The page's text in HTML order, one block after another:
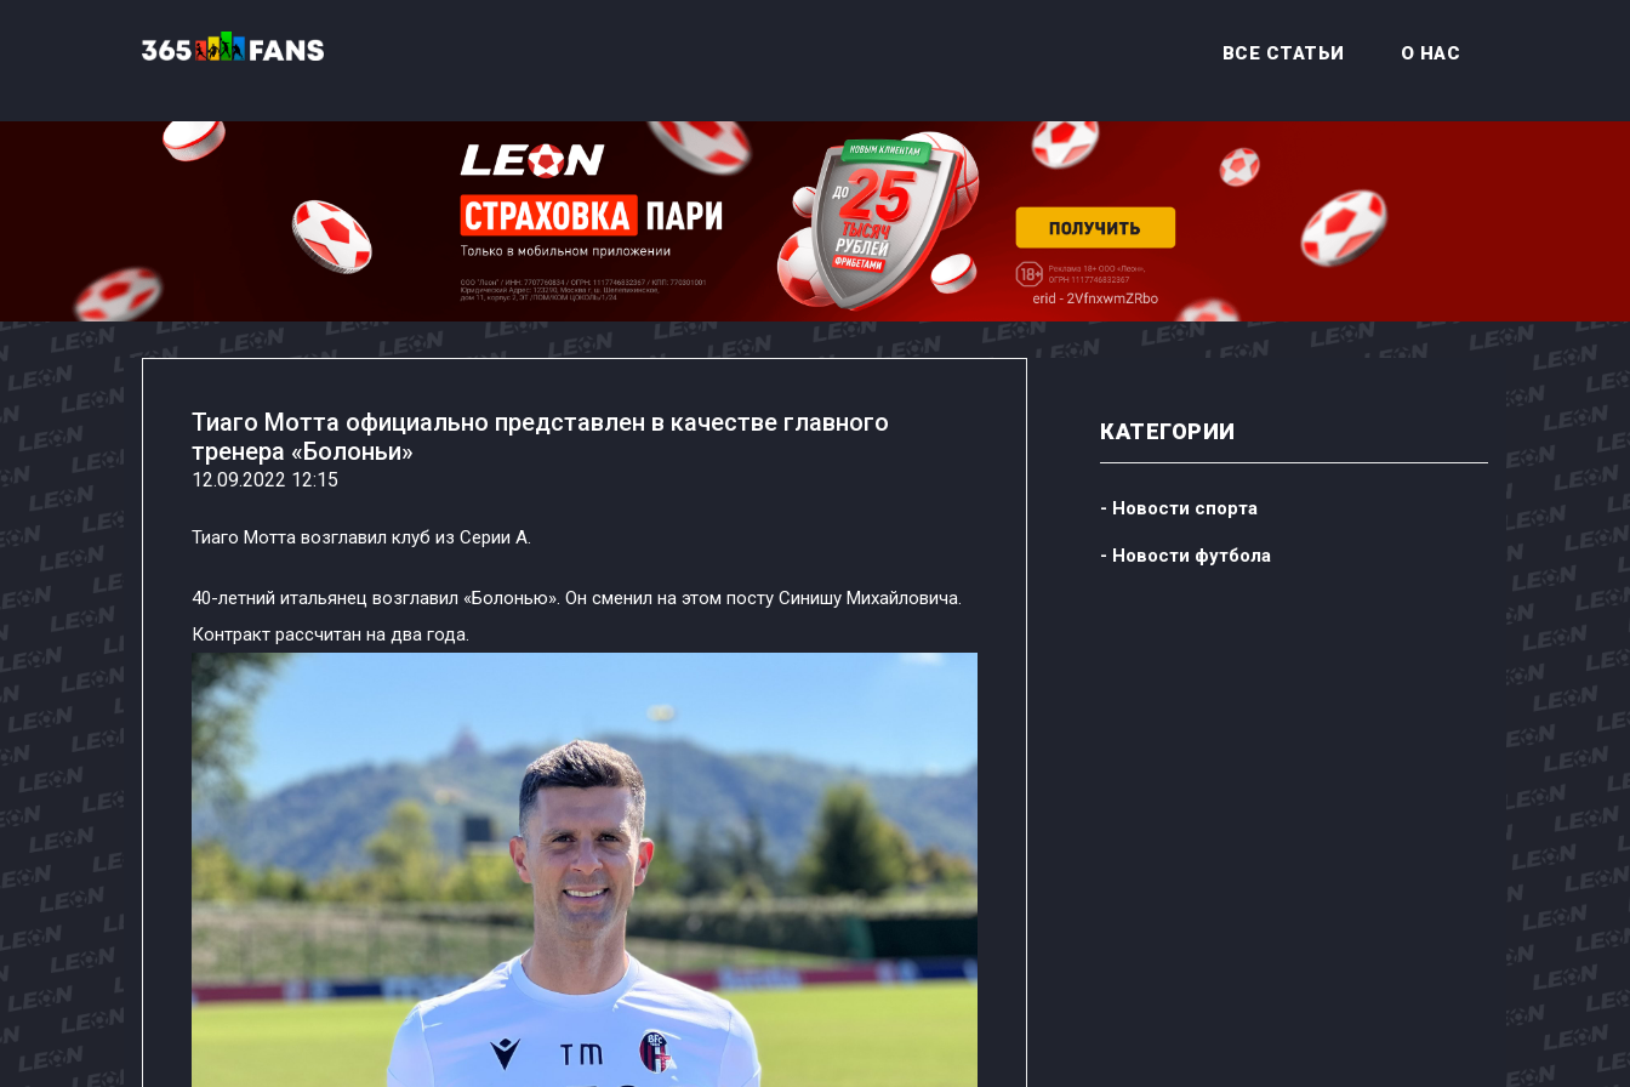
ВСЕ СТАТЬИ О НАС
Тиаго Мотта официально представлен в качестве главного
тренера «Болоньи»
12.09.2022 12:15
Тиаго Мотта возглавил клуб из Серии А.
40-летний итальянец возглавил «Болонью». Он сменил на этом посту Синишу Михайловича.
Контракт рассчитан на два года.
КАТЕГОРИИ
- Новости спорта
- Новости футбола